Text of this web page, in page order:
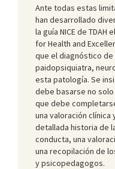
Ante todas estas
han desarrollado
la guía NICE de
for Health and
que el diagnóstico de
paidopsiquiatra,
esta patología. Se
debe basarse no solo
que debe
una valoración
detallada historia de
conducta, una
una recopilación de
y psicopedagogos.